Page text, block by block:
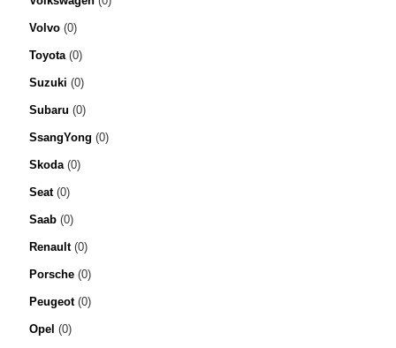
Volvo (0)
Toyota(0)
Suzuki (0)
Subaru (0)
SsangYong (0)
Skoda(0)
Seat(0)
Saab (0)
Renault(0)
Porsche (0)
Peugeot(0)
Opel (0)